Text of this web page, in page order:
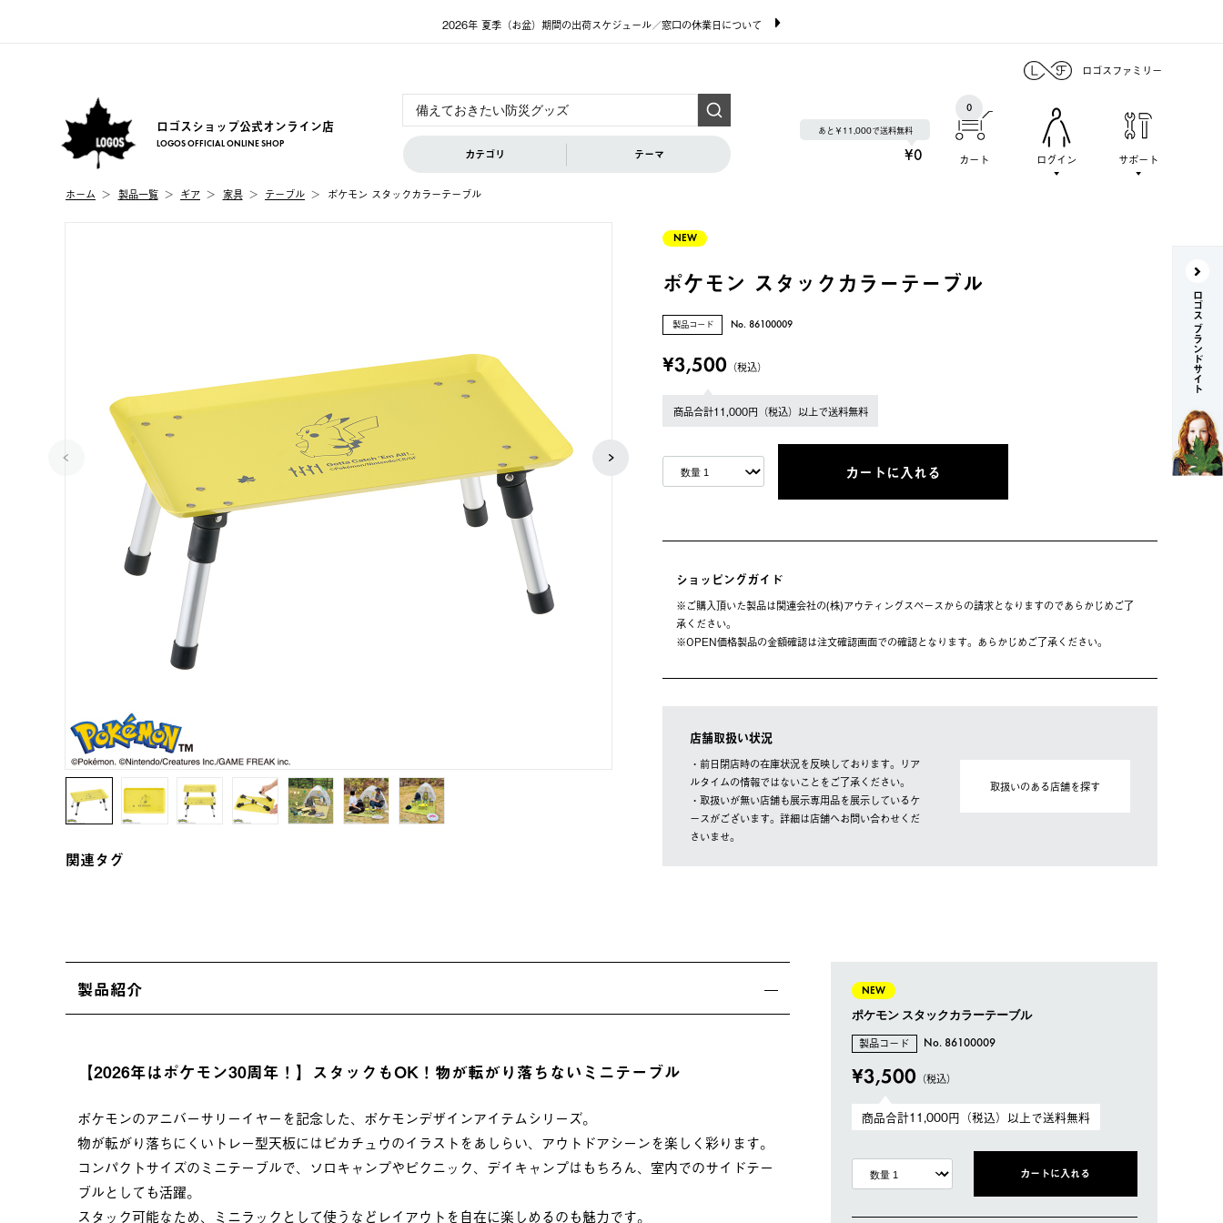
2026年 夏季（お盆）期間の出荷スケジュール／窓口の休業日について
ロゴスファミリー
ロゴスショップ公式オンライン店
LOGOS OFFICIAL ONLINE SHOP
カテゴリ テーマ
あと￥11,000で送料無料
¥0 カート
0
ログイン サポート
ホーム 製品⼀覧 ギア 家具 テーブル ポケモン スタックカラーテーブル
関連タグ
NEW
ポケモン スタックカラーテーブル
製品コード No. 86100009
¥3,500 （税込）
商品合計11,000円（税込）以上で送料無料
カートに入れる
ショッピングガイド
※ご購⼊頂いた製品は関連会社の(株)アウティングスペースからの請求となりますのであらかじめご了
承ください。
※OPEN価格製品の⾦額確認は注⽂確認画⾯での確認となります。あらかじめご了承ください。
店舗取扱い状況
・前日閉店時の在庫状況を反映しております。リア
ルタイムの情報ではないことをご了承ください。
・取扱いが無い店舗も展示専用品を展示しているケ
ースがございます。詳細は店舗へお問い合わせくだ
さいませ。
取扱いのある店舗を探す
製品紹介
【2026年はポケモン30周年！】スタックもOK！物が転がり落ちないミニテーブル
ポケモンのアニバーサリーイヤーを記念した、ポケモンデザインアイテムシリーズ。
物が転がり落ちにくいトレー型天板にはピカチュウのイラストをあしらい、アウトドアシーンを楽しく彩ります。
コンパクトサイズのミニテーブルで、ソロキャンプやピクニック、デイキャンプはもちろん、室内でのサイドテー
ブルとしても活躍。
スタック可能なため、ミニラックとして使うなどレイアウトを自在に楽しめるのも魅力です。
NEW
ポケモン スタックカラーテーブル
製品コード No. 86100009
¥3,500（税込）
商品合計11,000円（税込）以上で送料無料
カートに入れる
ロゴス ブランドサイト